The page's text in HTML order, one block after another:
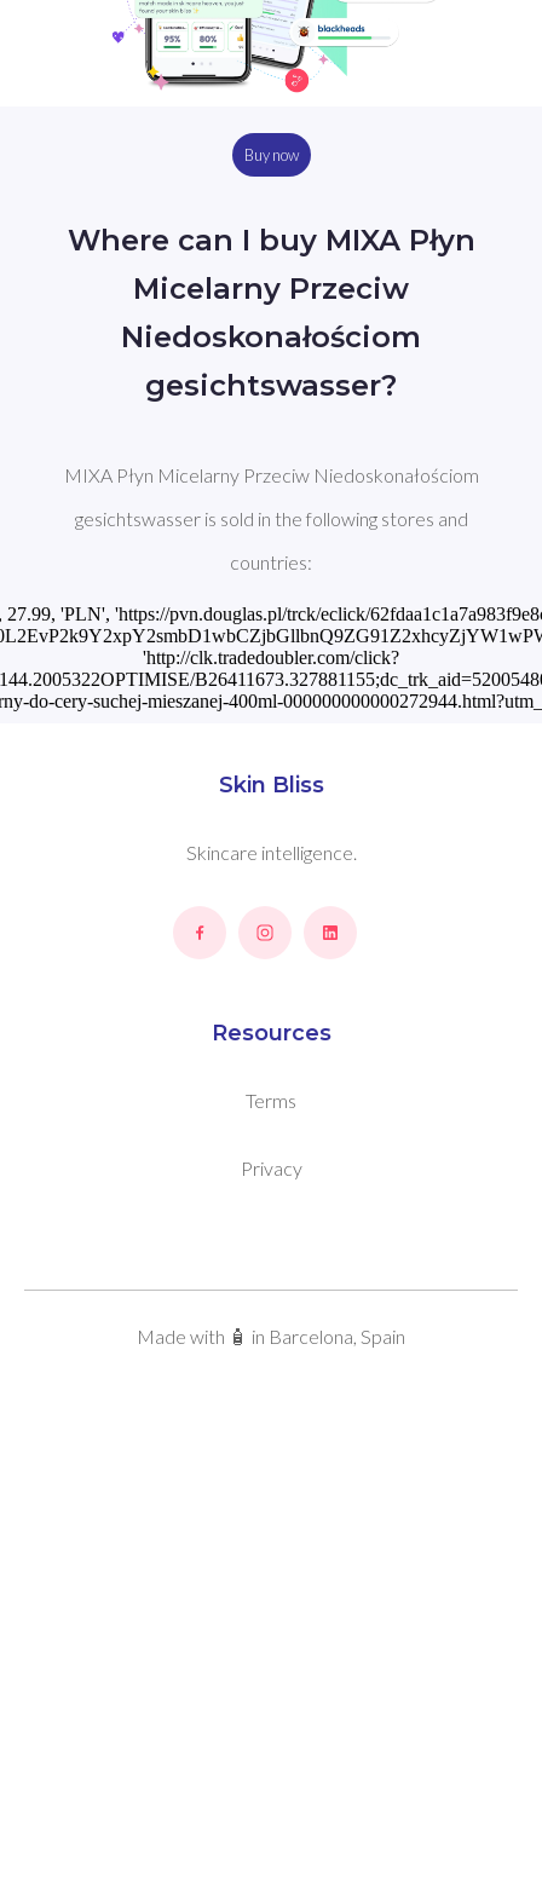
Buy now
Where can I buy MIXA Płyn
Micelarny Przeciw
Niedoskonałościom
gesichtswasser?
MIXA Płyn Micelarny Przeciw Niedoskonałościom
gesichtswasser is sold in the following stores and
countries:
'PLN', 'https://pvn.douglas.pl/trck/eclick/
'http://clk.tradedoubler.com/click?
do-cery-suchej-mieszanej-400ml-
Skin Bliss
Skincare intelligence.
Resources
Terms
Privacy
Made with 🧴 in Barcelona, Spain